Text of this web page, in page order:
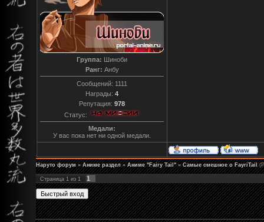
Группа: Шиноби
Ранг: Анбу
Сообщений: 1111
Награды: 4
Репутация: 978
Статус:
Медали:
У вас пока нет ни одной медали.
Наруто форум » Аниме раздел » Аниме "Fairy Tail" » Самые смешное о FayriTail
Страница 1 из 1 1